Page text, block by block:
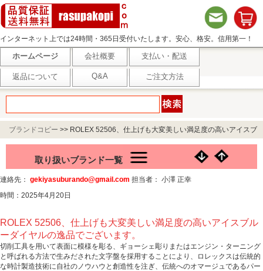
インターネット上では24時間・365日受付いたします。安心、格安。信用第一！
ホームページ 会社概要 支払い・配送
返品について Q&A ご注文方法
ブランドコピー >> ROLEX 52506、仕上げも大変美しい満足度の高いアイスブ
取り扱いブランド一覧
連絡先： gekiyasuburando@gmail.com 担当者： 小澤 正幸
時間：2025年4月20日
ROLEX 52506、仕上げも大変美しい満足度の高いアイスブル
ーダイヤルの逸品でございます。
切削工具を用いて表面に模様を彫る、ギョーシェ彫りまたはエンジン・ターニング
と呼ばれる方法で生みだされた文字盤を採用することにより、ロレックスは伝統的
な時計製造技術に自社のノウハウと創造性を注ぎ、伝統へのオマージュであるパー